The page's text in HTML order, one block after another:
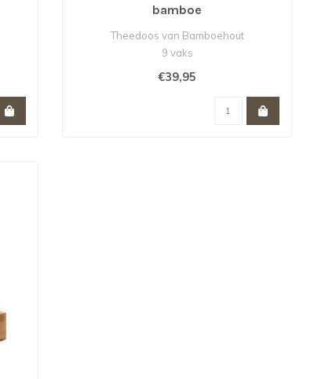
bamboe
Theedoos van Bamboehout
9 vaks
Gesloten deksel
€39,95